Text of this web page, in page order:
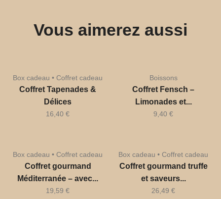
Vous aimerez aussi
Box cadeau • Coffret cadeau
Coffret Tapenades &
Délices
16,40 €
Boissons
Coffret Fensch –
Limonades et...
9,40 €
Box cadeau • Coffret cadeau
Coffret gourmand
Méditerranée – avec...
19,59 €
Box cadeau • Coffret cadeau
Coffret gourmand truffe
et saveurs...
26,49 €